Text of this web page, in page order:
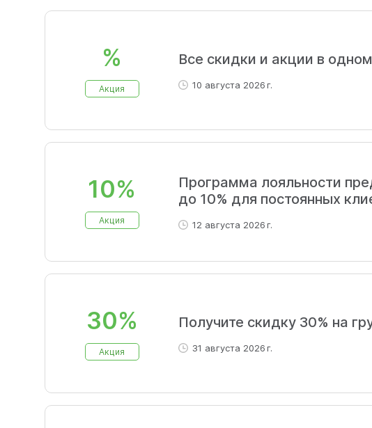
%
Акция
Все скидки и акции в
10 августа 2026 г.
10%
Акция
Программа лояльности
до 10% для постоянных
12 августа 2026 г.
30%
Акция
Получите скидку 30% на
31 августа 2026 г.